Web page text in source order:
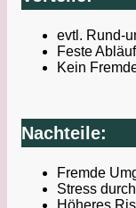
evtl. Rund-
Feste
Kein
Nachteile:
Fremde
Stress